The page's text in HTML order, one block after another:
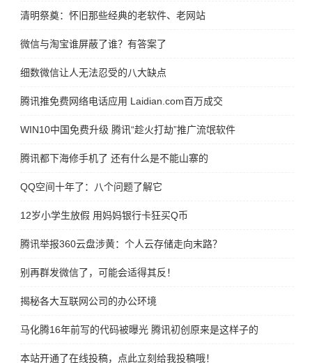
清明祭奠：怀旧那些经典的老软件、老网站
微信与淘宝谁屏蔽了谁？有答案了
细数微信让人无法忍受的八大缺点
腾讯推免费网络电话应用 Laidian.com百万成交
WIN10中国免费升级 腾讯“趁火打劫”推广流氓软件
腾讯都下海修手机了 还有什么是不能山寨的
QQ空间十年了：八个问题了解它
12岁小学生放假 用妈妈银行卡狂买Q币
腾讯举报360云盘涉黄：个人云存储走向末路？
别再群发微信了，可能会适得其反！
揭秘各大互联网公司的办公环境
马化腾16年前写的代码被曝光 腾讯初创原来是这样子的
本站开通了在线投稿，点此立刻给我投稿哦！